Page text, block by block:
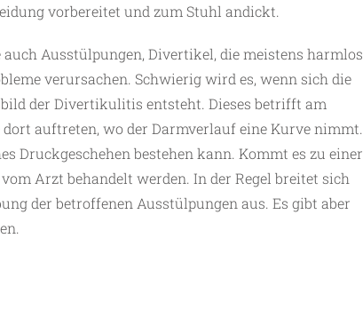
vorbereitet und zum Stuhl andickt.
Ausstülpungen, Divertikel, die meistens harmlos
verursachen. Schwierig wird es, wenn sich die
der Divertikulitis entsteht. Dieses betrifft am
auftreten, wo der Darmverlauf eine Kurve nimmt.
Druckgeschehen bestehen kann. Kommt es zu einer
Arzt behandelt werden. In der Regel breitet sich
der betroffenen Ausstülpungen aus. Es gibt aber